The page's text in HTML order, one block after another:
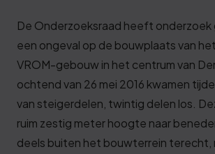
De Onderzoeksraad heeft onderzoek
een ongeval op de bouwplaats van
VROM-gebouw in het centrum van
ochtend van 26 mei 2016 kwamen
van steigerdelen, twintig delen los.
ruim zestig meter hoogte naar
deels buiten het bouwterrein terecht,